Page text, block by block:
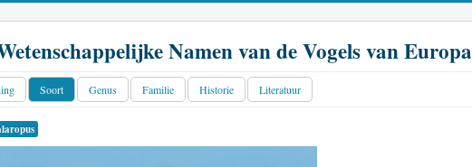
Namen van de Vogels van Europa
Soort Genus Familie Historie Literatuur